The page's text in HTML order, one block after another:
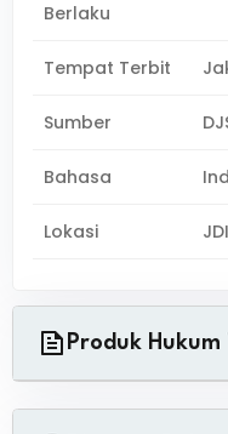
Berlaku
Tempat Terbit
Sumber
Bahasa
Lokasi
Produk